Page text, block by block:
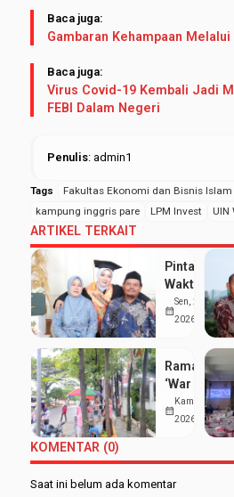
Baca juga:
Gambaran Kehampaan
Baca juga:
Virus Covid-19 Kembali Jadi
FEBI Dalam Negeri
Penulis: admin1
Tags Fakultas Ekonomi dan Bisnis Islam
kampung inggris pare
LPM Invest UIN
ARTIKEL TERKAIT
Pintar Bagi
Waktu
antara
Kuliah dan
Pondok,
Siti Nur
Aisyah
Sabet
Gelar
Wisudawan
calendar_month
Sen, 25 Mei
2026
Ramai
‘War Takjil’
di Sekitar
Kampus 3
Hemat
calendar_month
Kam, 19 Mar
2026
KOMENTAR (0)
Saat ini belum ada komentar